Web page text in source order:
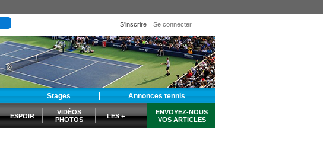
S'inscrire Se connecter
Stages Annonces tennis
ESPOIR
VIDÉOS
PHOTOS
LES +
ENVOYEZ-NOUS
VOS ARTICLES